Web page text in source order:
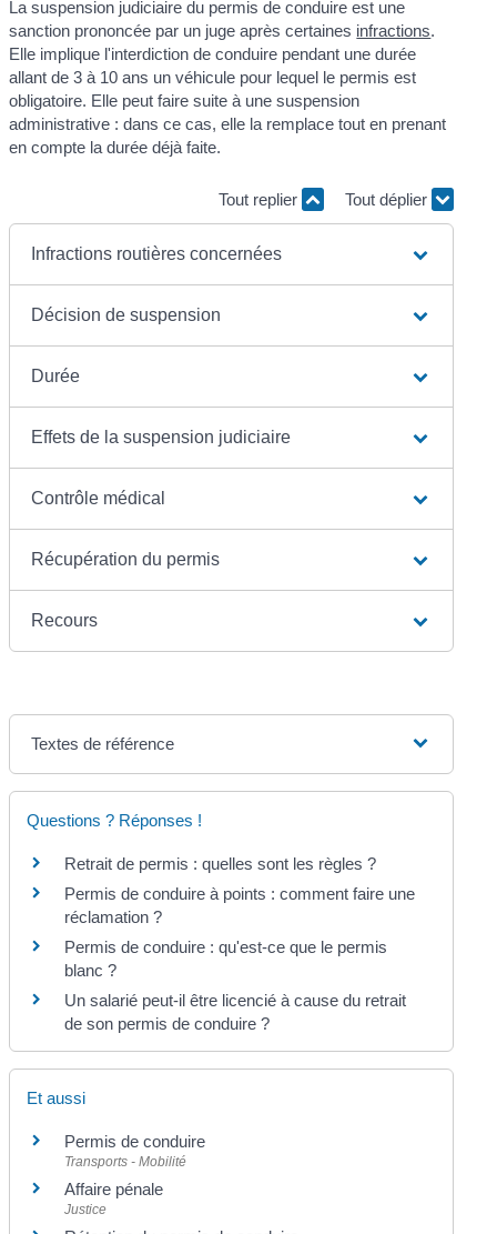
La suspension judiciaire du permis de conduire est une
sanction prononcée par un juge après certaines infractions.
Elle implique l'interdiction de conduire pendant une durée
allant de 3 à 10 ans un véhicule pour lequel le permis est
obligatoire. Elle peut faire suite à une suspension
administrative : dans ce cas, elle la remplace tout en prenant
en compte la durée déjà faite.
Tout replier Tout déplier
Infractions routières concernées
Décision de suspension
Durée
Effets de la suspension judiciaire
Contrôle médical
Récupération du permis
Recours
Textes de référence
Questions ? Réponses !
Retrait de permis : quelles sont les règles ?
Permis de conduire à points : comment faire une
réclamation ?
Permis de conduire : qu'est-ce que le permis
blanc ?
Un salarié peut-il être licencié à cause du retrait
de son permis de conduire ?
Et aussi
Permis de conduire
Transports - Mobilité
Affaire pénale
Justice